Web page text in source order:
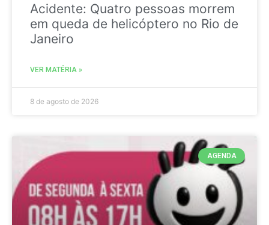
Acidente: Quatro pessoas morrem
em queda de helicóptero no Rio de
Janeiro
VER MATÉRIA »
8 de agosto de 2026
AGENDA